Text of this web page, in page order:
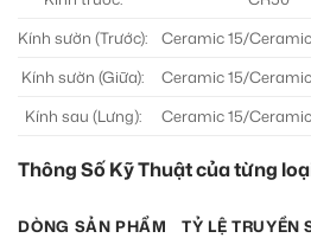
Kính sườn (Trước):
Ceramic 15/
Kính sườn (Giữa):
Ceramic 15/
Kính sau (Lưng):
Ceramic 15/
Thông Số Kỹ Thuật của từng
DÒNG SẢN PHẨM TỶ LỆ TRUYỀN